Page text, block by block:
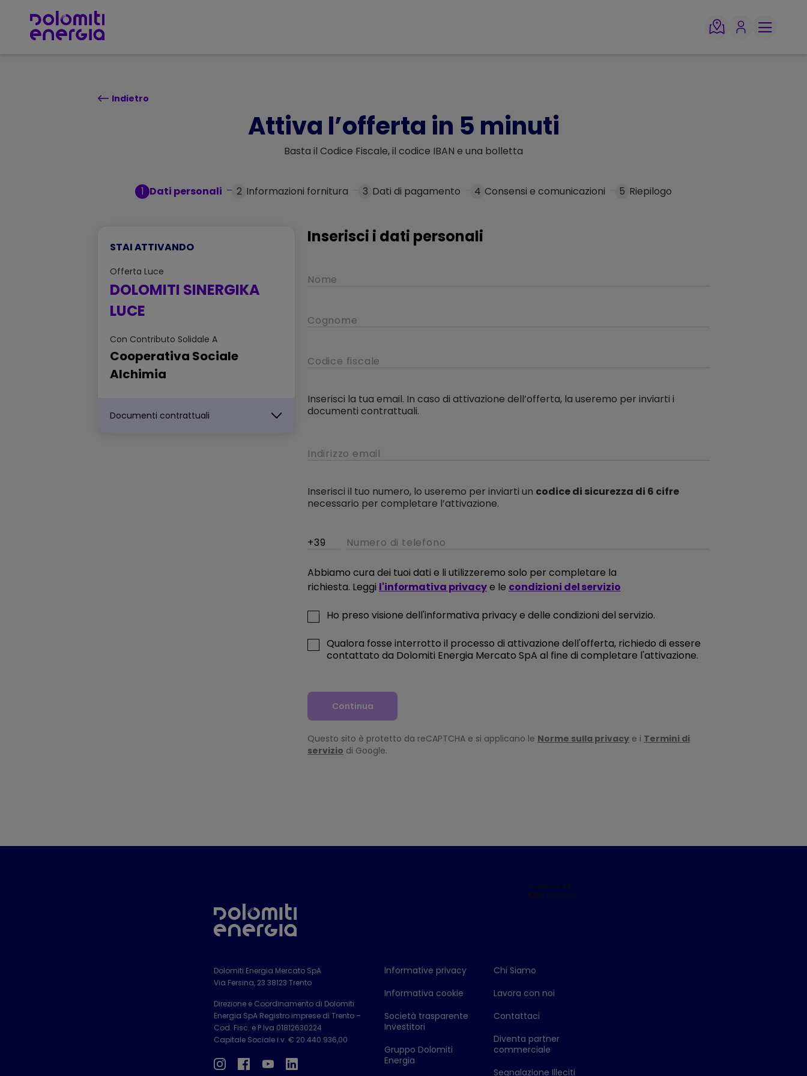
Indietro
Attiva l’offerta in 5 minuti
Basta il Codice Fiscale, il codice IBAN e una bolletta
1 Dati personali 2 Informazioni fornitura 3 Dati di pagamento 4 Consensi e comunicazioni 5 Riepilogo
STAI ATTIVANDO
Offerta Luce
DOLOMITI SINERGIKA
LUCE
Con Contributo Solidale A
Cooperativa Sociale
Alchimia
Documenti contrattuali
Inserisci i dati personali
Inserisci la tua email. In caso di attivazione dell’offerta, la useremo per inviarti i
documenti contrattuali.
Inserisci il tuo numero, lo useremo per inviarti un codice di sicurezza di 6 cifre
necessario per completare l’attivazione.
Abbiamo cura dei tuoi dati e li utilizzeremo solo per completare la
richiesta. Leggi l'informativa privacye le condizioni del servizio
Ho preso visione dell'informativa privacy e delle condizioni del servizio.
Qualora fosse interrotto il processo di attivazione dell'offerta, richiedo di essere
contattato da Dolomiti Energia Mercato SpA al fine di completare l'attivazione.
Continua
Questo sito è protetto da reCAPTCHA e si applicano le Norme sulla privacy e i Termini di
servizio di Google.
Dolomiti Energia Mercato SpA
Via Fersina, 23 38123 Trento
Direzione e Coordinamento di Dolomiti
Energia SpA Registro imprese di Trento –
Cod. Fisc. e P.Iva 01812630224
Capitale Sociale i.v. € 20.440.936,00
Informative privacy
Informativa cookie
Società trasparente
Investitori
Gruppo Dolomiti
Energia
Chi Siamo
Lavora con noi
Contattaci
Diventa partner
commerciale
Segnalazione Illeciti